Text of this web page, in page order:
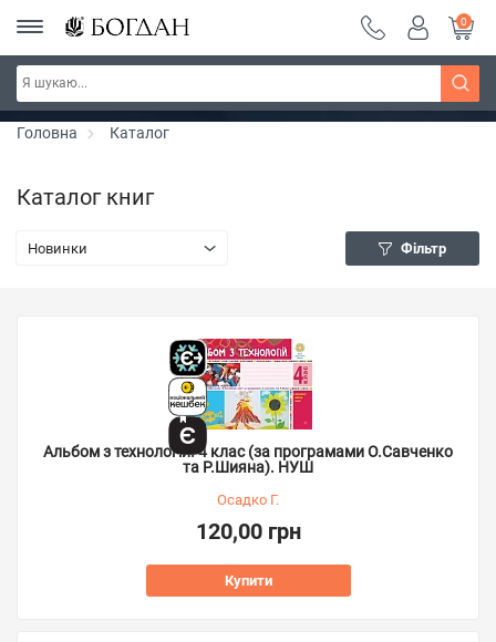
РОЗПРОДАЖ ~ 150 грн ~ 200 грн ~ 250 грн ~
300 грн ~ РОЗПРОДАЖ
Дізнатись більше
0
Головна Каталог
Каталог книг
Новинки Фільтр
Альбом з технологій. 4 клас (за програмами О.Савченко
та Р.Шияна). НУШ
Осадко Г.
120,00 грн
Купити